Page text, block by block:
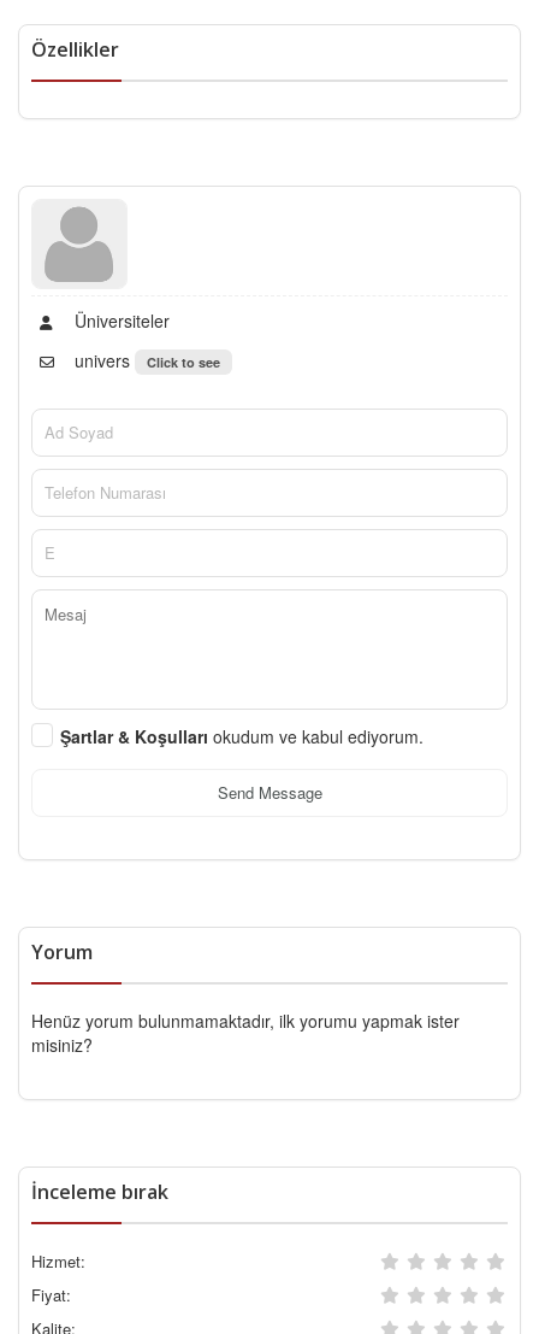
Özellikler
Üniversiteler
univers
Click to see
Şartlar & Koşulları okudum ve kabul ediyorum.
Send Message
Yorum
Henüz yorum bulunmamaktadır, ilk yorumu yapmak ister
misiniz?
İnceleme bırak
Hizmet:
Fiyat:
Kalite: